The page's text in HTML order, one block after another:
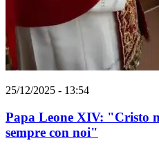
25/12/2025 - 13:54
Papa Leone XIV: "Cristo
sempre con noi"